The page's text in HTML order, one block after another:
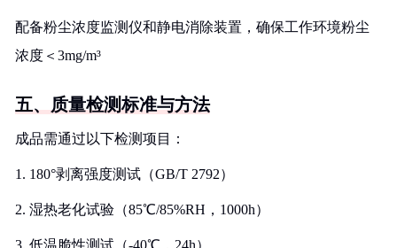
配备粉尘浓度监测仪和静电消除装置，确保工作环境粉尘
浓度＜3mg/m³
五、质量检测标准与方法
成品需通过以下检测项目：
1. 180°剥离强度测试（GB/T 2792）
2. 湿热老化试验（85℃/85%RH，1000h）
3. 低温脆性测试（-40℃，24h）